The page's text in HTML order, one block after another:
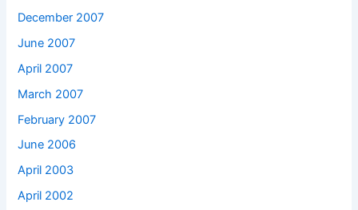
December 2007
June 2007
April 2007
March 2007
February 2007
June 2006
April 2003
April 2002